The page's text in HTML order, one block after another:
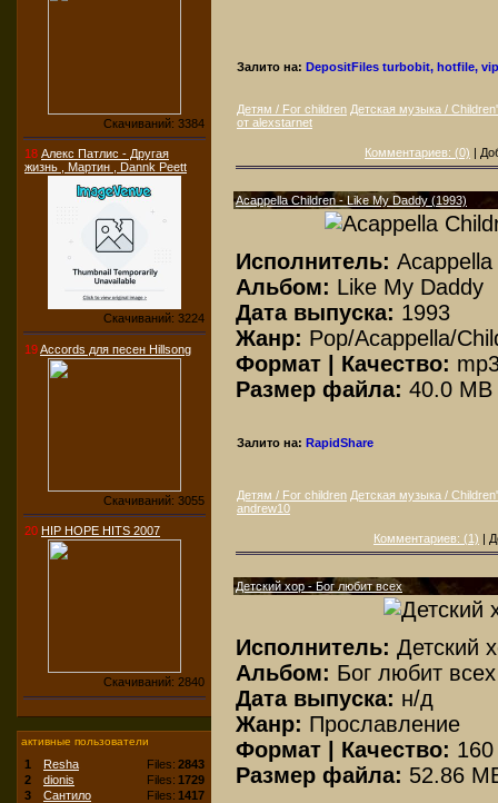
Скачиваний: 3384
18 Алекс Патлис - Другая
жизнь , Мартин , Dannk Peett
Скачиваний: 3224
19Accords для песен Hillsong
Скачиваний: 3055
20 HIP HOPE HITS 2007
Скачиваний: 2840
активные пользователи
1 Resha Files: 2843
2
dionis Files: 1729
3
Сантило Files: 1417
Залито на: DepositFiles turbobit, hotfile,
Детям / For children Детская музыка /
от alexstarnet
Комментариев: (0) |
Acappella Children - Like My Daddy (1993)
Исполнитель:
Альбом: Like My Daddy
Дата выпуска: 1993
Жанр: Pop/Acappella/
Формат | Качество:
Размер файла: 40.0 MB
Залито на: RapidShare
Детям / For children Детская музыка /
andrew10
Комментариев: (1) |
Детский хор - Бог любит всех
Исполнитель: Детский
Альбом: Бог любит всех
Дата выпуска: н/д
Жанр: Прославление
Формат | Качество:
Размер файла: 52.86